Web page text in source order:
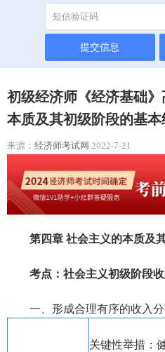
提交信息
初级经济师《经济基础
本质及其初级阶段的基
来源： 经济师考试网 2022-7-21
第四章 社会主义的本质及其
考点：社会主义初级阶段收
一、形成合理有序的收入分
关键性举措：